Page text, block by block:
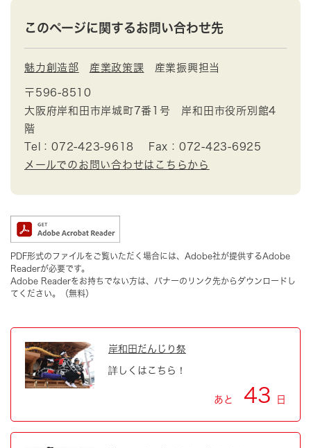
このページに関するお問い合わせ先
魅力創造部 産業政策課 産業振興担当
〒596-8510
大阪府岸和田市岸城町7番1号 岸和田市役所別館4
階
Tel：072-423-9618
Fax：072-423-6925
メールでのお問い合わせはこちらから
PDF形式のファイルをご覧いただく場合には、Adobe社が提供するAdobe
Readerが必要です。
Adobe Readerをお持ちでない方は、バナーのリンク先からダウンロードし
てください。（無料）
岸和田だんじり祭
詳しくはこちら！
あと 43 日